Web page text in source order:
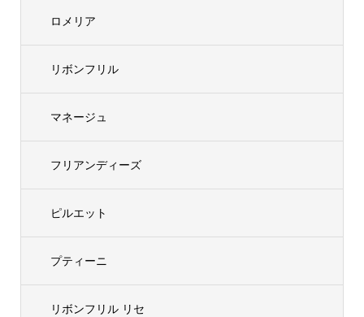
ロメリア
リボンフリル
マネージュ
フリアンディーズ
ピルエット
プティーニ
リボンフリル リセ